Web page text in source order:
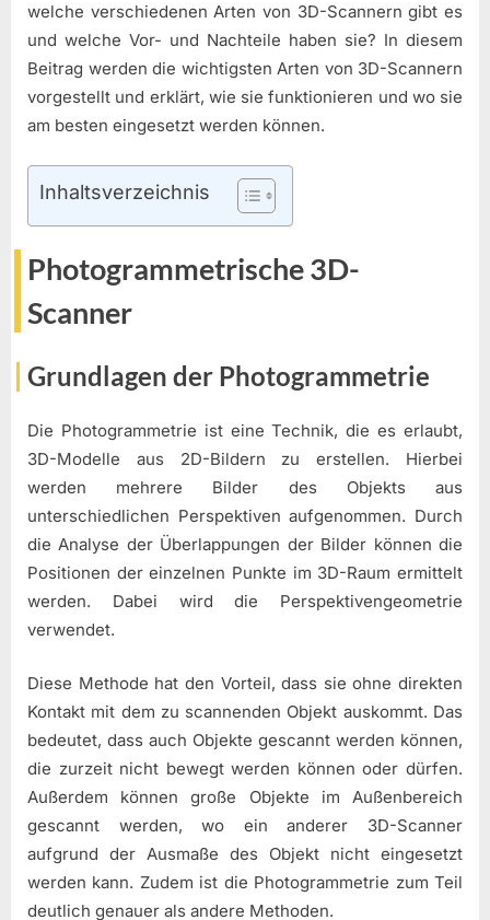
welche verschiedenen Arten von 3D-Scannern gibt es
und welche Vor- und Nachteile haben sie? In diesem
Beitrag werden die wichtigsten Arten von 3D-Scannern
vorgestellt und erklärt, wie sie funktionieren und wo sie
am besten eingesetzt werden können.
Inhaltsverzeichnis
Photogrammetrische 3D-
Scanner
Grundlagen der Photogrammetrie
Die Photogrammetrie ist eine Technik, die es erlaubt,
3D-Modelle aus 2D-Bildern zu erstellen. Hierbei
werden mehrere Bilder des Objekts aus
unterschiedlichen Perspektiven aufgenommen. Durch
die Analyse der Überlappungen der Bilder können die
Positionen der einzelnen Punkte im 3D-Raum ermittelt
werden. Dabei wird die Perspektivengeometrie
verwendet.
Diese Methode hat den Vorteil, dass sie ohne direkten
Kontakt mit dem zu scannenden Objekt auskommt. Das
bedeutet, dass auch Objekte gescannt werden können,
die zurzeit nicht bewegt werden können oder dürfen.
Außerdem können große Objekte im Außenbereich
gescannt werden, wo ein anderer 3D-Scanner
aufgrund der Ausmaße des Objekt nicht eingesetzt
werden kann. Zudem ist die Photogrammetrie zum Teil
deutlich genauer als andere Methoden.